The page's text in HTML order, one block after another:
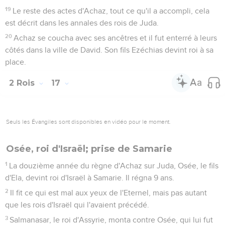
Israël un grand péché.
22 Les Israélites s'étaient livrés à tous les péchés que
Jéroboam avait commis, ils ne s'en étaient pas détournés,
23 jusqu'à ce que l'Eternel chasse Israël loin de lui, comme il
l'avait annoncé par l’intermédiaire de tous ses serviteurs les
prophètes. C’est ainsi qu’Israël a été exilé loin de son pays,
en Assyrie, où il est resté jusqu'à aujourd'hui.
les villes de la Samarie à la place des Israélites. Ils prirent
donc possession de la Samarie et habitèrent dans ses villes.
25 Au début de leur installation, ils ne craignaient pas
l'Eternel, et l'Eternel envoya contre eux des lions qui tuèrent
plusieurs d’entre eux.
26 On dit au roi d'Assyrie : « Les nations que tu as exilées et